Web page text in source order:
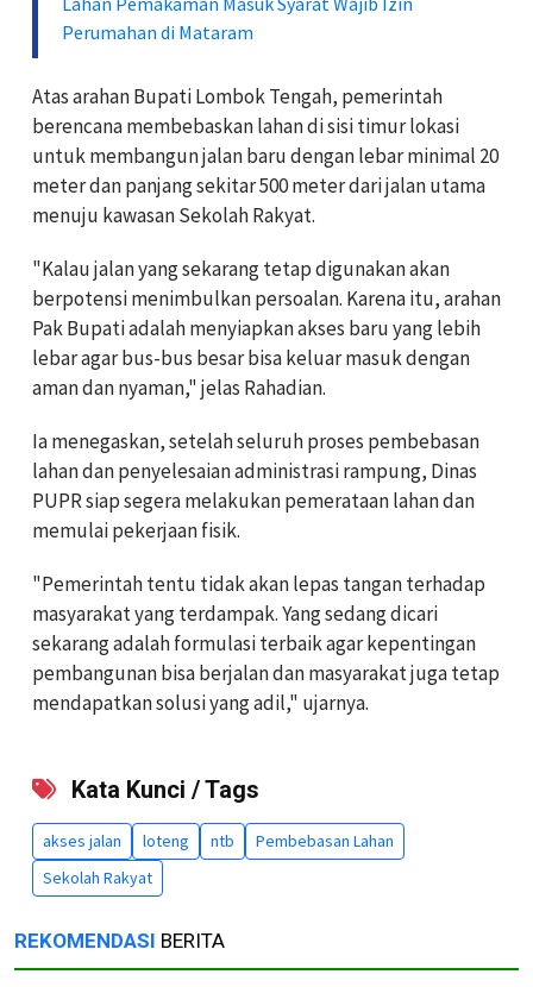
Perumahan di Mataram
Atas arahan Bupati Lombok Tengah, pemerintah
berencana membebaskan lahan di sisi timur lokasi
untuk membangun jalan baru dengan lebar minimal 20
meter dan panjang sekitar 500 meter dari jalan utama
menuju kawasan Sekolah Rakyat.
"Kalau jalan yang sekarang tetap digunakan akan
berpotensi menimbulkan persoalan. Karena itu, arahan
Pak Bupati adalah menyiapkan akses baru yang lebih
lebar agar bus-bus besar bisa keluar masuk dengan
aman dan nyaman," jelas Rahadian.
Ia menegaskan, setelah seluruh proses pembebasan
lahan dan penyelesaian administrasi rampung, Dinas
PUPR siap segera melakukan pemerataan lahan dan
memulai pekerjaan fisik.
"Pemerintah tentu tidak akan lepas tangan terhadap
masyarakat yang terdampak. Yang sedang dicari
sekarang adalah formulasi terbaik agar kepentingan
pembangunan bisa berjalan dan masyarakat juga tetap
mendapatkan solusi yang adil," ujarnya.
Kata Kunci / Tags
akses jalan loteng ntb
Pembebasan Lahan
Sekolah Rakyat
REKOMENDASI BERITA